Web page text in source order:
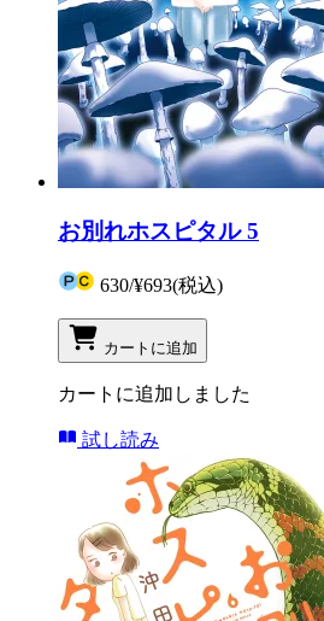
お別れホスピタル 5
630/¥693(税込)
カートに追加
カートに追加しました
試し読み